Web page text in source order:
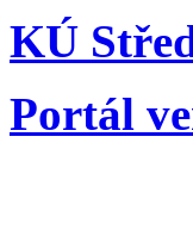
KÚ
Portál